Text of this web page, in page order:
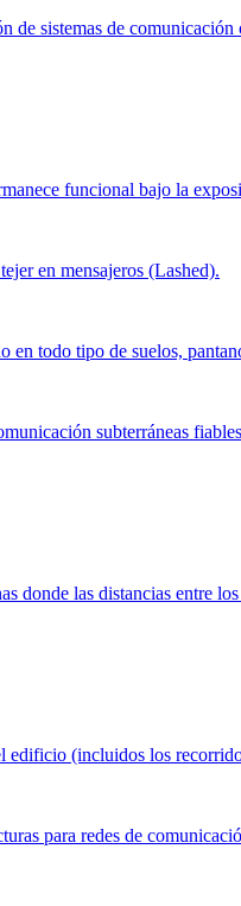
de sistemas de comunicación
funcional bajo la
en mensajeros (Lashed).
en todo tipo de suelos,
subterráneas
donde las distancias entre
(incluidos los
para redes de